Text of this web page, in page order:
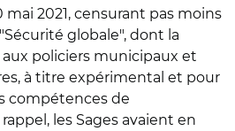
2021, censurant pas moins
globale", dont la
aux policiers municipaux et
à titre expérimental et pour
compétences de
les Sages avaient en